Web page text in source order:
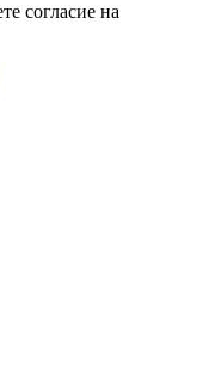
согласие на